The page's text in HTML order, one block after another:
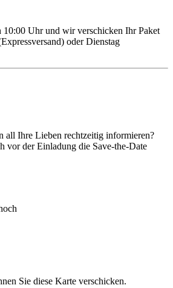
10:00 Uhr und wir verschicken Ihr Paket
oder Dienstag
all Ihre Lieben rechtzeitig informieren?
vor der Einladung die Save-the-Date
Sie diese Karte verschicken.